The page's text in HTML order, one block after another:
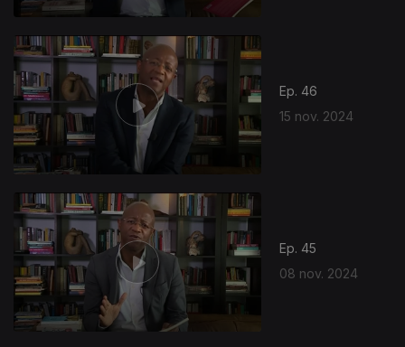
Ep. 46
15 nov. 2024
Ep. 45
08 nov. 2024